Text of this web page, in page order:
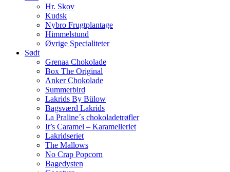
Hr. Skov
Kudsk
Nybro Frugtplantage
Himmelstund
Øvrige Specialiteter
Sødt
Grenaa Chokolade
Box The Original
Anker Chokolade
Summerbird
Lakrids By Bülow
Bagsværd Lakrids
La Praline´s chokoladetrøfler
It’s Caramel – Karamelleriet
Lakridseriet
The Mallows
No Crap Popcorn
Bagedysten